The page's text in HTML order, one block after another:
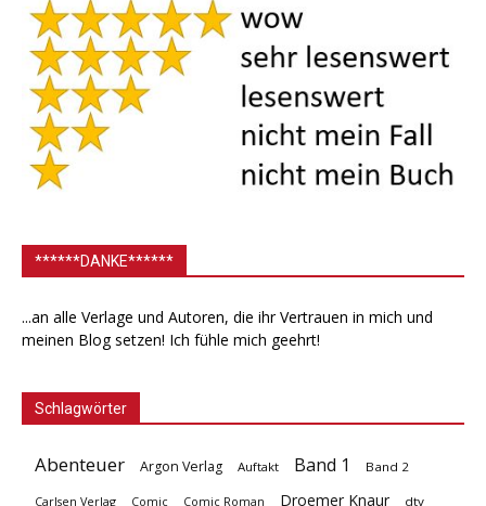
******DANKE******
...an alle Verlage und Autoren, die ihr Vertrauen in mich und
meinen Blog setzen! Ich fühle mich geehrt!
Schlagwörter
Abenteuer Argon Verlag Auftakt Band 1 Band 2
Carlsen Verlag Comic Comic Roman Droemer Knaur dtv